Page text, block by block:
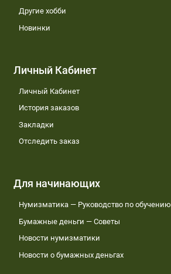
Другие хобби
Новинки
Личный Кабинет
Личный Кабинет
История заказов
Закладки
Отследить заказ
Для начинающих
Нумизматика — Руководство по обучению
Бумажные деньги — Советы
Новости нумизматики
Новости о бумажных деньгах